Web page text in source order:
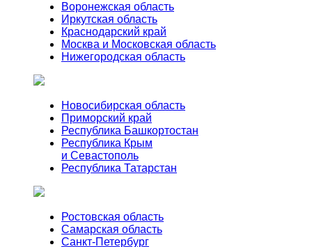
Воронежская область
Иркутская область
Краснодарский край
Москва и Московская область
Нижегородская область
Новосибирская область
Приморский край
Республика Башкортостан
Республика Крым
и Севастополь
Республика Татарстан
Ростовская область
Самарская область
Санкт-Петербург